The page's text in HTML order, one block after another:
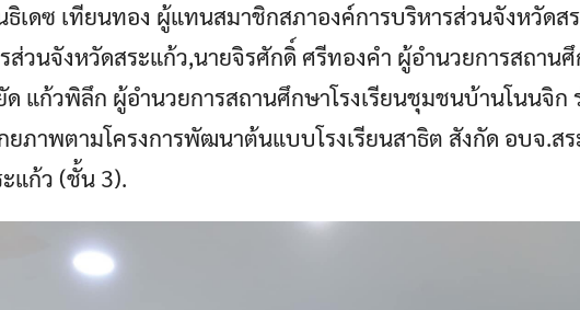
เดซ เทียนทอง ผู้แทนสมาชิกสภาองค์การบริหารส่วนจังหวัดส
ส่วนจังหวัดสระแก้ว,นายจิรศักดิ์ ศรีทองคำ ผู้อำนวยการสถานศึ
แก้วพิลึก ผู้อำนวยการสถานศึกษาโรงเรียนชุมชนบ้านโนนจิก
ยภาพตามโครงการพัฒนาต้นแบบโรงเรียนสาธิต สังกัด อบจ.ส
แก้ว (ชั้น 3).